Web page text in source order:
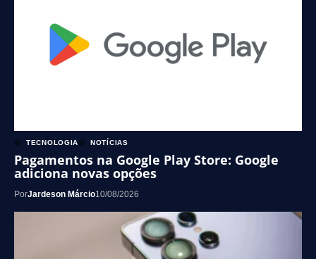
TECNOLOGIA NOTÍCIAS
Pagamentos na Google Play Store: Google
adiciona novas opções
PorJardeson Márcio10/08/2026